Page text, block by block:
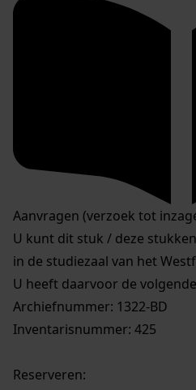
Aanvragen (verzoek tot
U kunt dit stuk / deze
in de studiezaal van het
U heeft daarvoor de
Archiefnummer: 1322-BD
Inventarisnummer: 425
Reserveren: